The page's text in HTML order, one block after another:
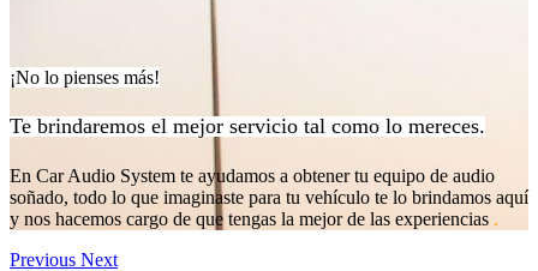
¡No lo pienses más!
Te brindaremos el mejor servicio tal como lo mereces.
En Car Audio System te ayudamos a obtener tu equipo de audio
soñado, todo lo que imaginaste para tu vehículo te lo brindamos aquí
y nos hacemos cargo de que tengas la mejor de las experiencias .
Previous Next